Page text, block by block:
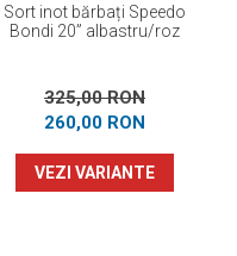
Sort inot bărbați Speedo
Bondi 20” albastru/roz
325,00 RON
260,00 RON
VEZI VARIANTE